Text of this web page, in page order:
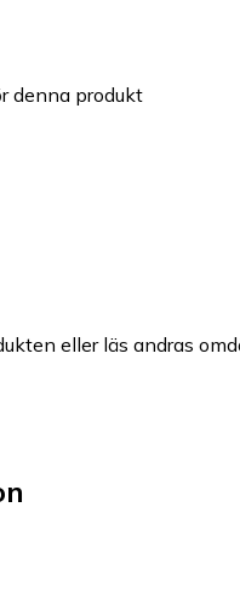
denna produkt
eller läs andras